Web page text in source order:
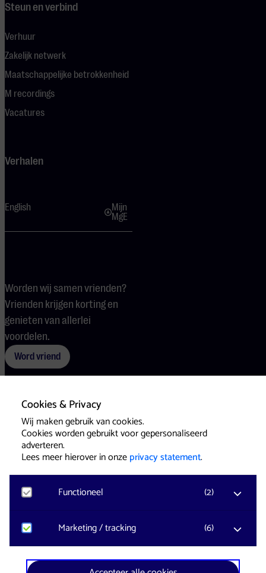
Cookies & Privacy
Wij maken gebruik van cookies.
Cookies worden gebruikt voor gepersonaliseerd
adverteren.
Lees meer hierover in onzeprivacy statement.
Functioneel (2)
Noodzakelijk
Voor het functioneren van de website en het
onthouden van voorkeuren worden functionele
cookies geplaatst. Hierbij worden geen
Marketing / tracking (6)
YouTube
Steun en verbind
Verhuur
Zakelijk netwerk
Maatschappelijke betrokkenheid
M recordings
Vacatures
Verhalen
English
Mijn
MgE
Worden wij samen vrienden?
Vrienden krijgen korting en
genieten van allerlei
voordelen.
Word vriend
Voorwaarden CookiesPers
Website & Identity byEagerly